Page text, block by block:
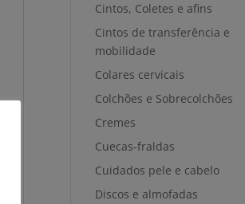
Cintos, Coletes e afins
Cintos de transferência e
mobilidade
Colares cervicais
Colchões e Sobrecolchões
Cremes
Cuecas-fraldas
Cuidados pele e cabelo
Discos e almofadas